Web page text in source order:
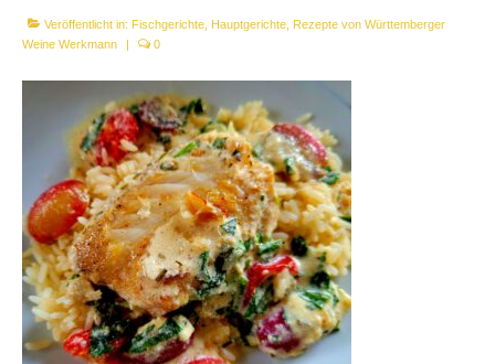
Rezepte
Mein Konto
Veröffentlicht in: Fischgerichte Hauptgerichte Rezepte von Württemberger
Weine Werkmann
| 0